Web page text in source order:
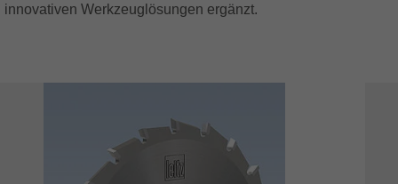
Werkzeuglösungen ergänzt.